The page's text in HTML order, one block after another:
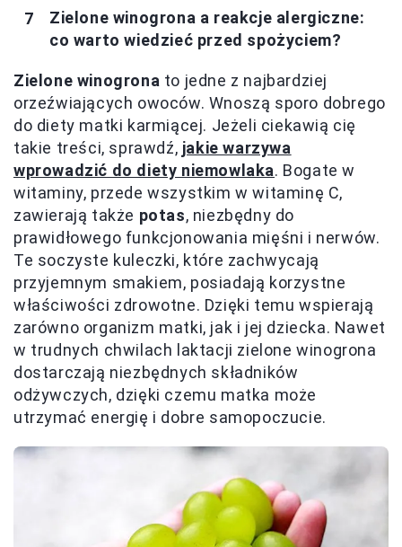
Zielone winogrona a reakcje alergiczne:
co warto wiedzieć przed spożyciem?
Zielone winogrona to jedne z najbardziej
orzeźwiających owoców. Wnoszą sporo dobrego
do diety matki karmiącej. Jeżeli ciekawią cię
takie treści, sprawdź, jakie warzywa
wprowadzić do diety niemowlaka. Bogate w
witaminy, przede wszystkim w witaminę C,
zawierają także potas, niezbędny do
prawidłowego funkcjonowania mięśni i nerwów.
Te soczyste kuleczki, które zachwycają
przyjemnym smakiem, posiadają korzystne
właściwości zdrowotne. Dzięki temu wspierają
zarówno organizm matki, jak i jej dziecka. Nawet
w trudnych chwilach laktacji zielone winogrona
dostarczają niezbędnych składników
odżywczych, dzięki czemu matka może
utrzymać energię i dobre samopoczucie.